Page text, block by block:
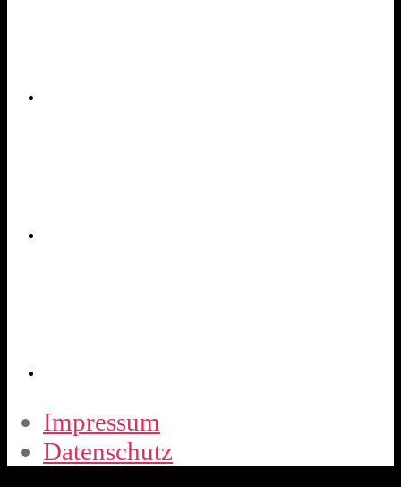
Impressum
Datenschutz